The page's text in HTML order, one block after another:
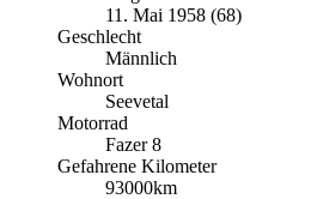
11. Mai 1958 (68)
Geschlecht
Männlich
Wohnort
Seevetal
Motorrad
Fazer 8
Gefahrene Kilometer
93000km